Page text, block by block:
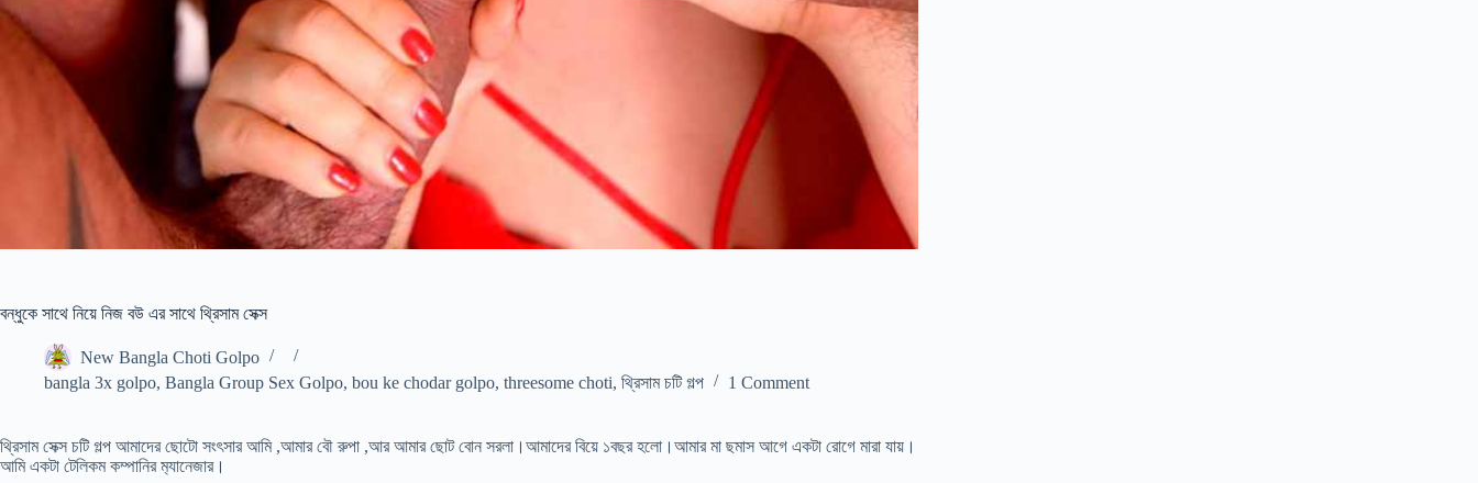
বন্ধুকে সাথে নিয়ে নিজ বউ এর সাথে থ্রিসাম সেক্স
New Bangla Choti Golpo
bangla 3x golpo, Bangla Group Sex Golpo, bou ke chodar golpo, threesome choti, থ্রিসাম চটি গল্প 1 Comment
থ্রিসাম সেক্স চটি গল্প আমাদের ছোটো সংৎসার আমি ,আমার বৌ রুপা ,আর আমার ছোট বোন সরলা।আমাদের বিয়ে ১বছর হলো।আমার মা ছমাস আগে একটা রোগে মারা যায়।
আমি একটা টেলিকম কম্পানির ম‍্যানেজার।